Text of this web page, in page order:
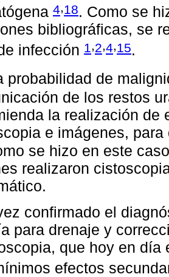
4 18. Como se
bibliográficas, se
infección 1,2,4,15.
probabilidad de
de los restos
la realización de
e imágenes,
se hizo en este
realizaron
confirmado el
para drenaje y
que hoy en día
efectos